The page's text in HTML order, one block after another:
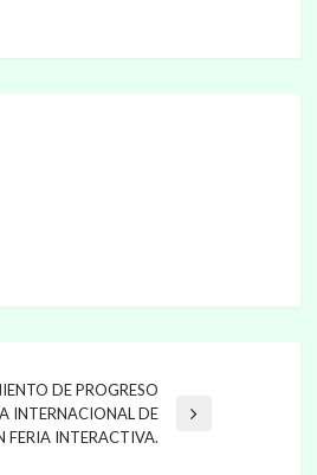
DE PROGRESO
INTERNACIONAL DE
FERIA INTERACTIVA.